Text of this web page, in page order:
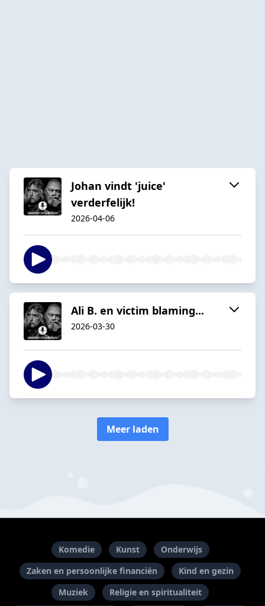
Johan vindt 'juice'
verderfelijk!
2026-04-06
Ali B. en victim blaming...
2026-03-30
Meer laden
Komedie Kunst
Onderwijs
Zaken en persoonlijke financiën
Kind en gezin
Muziek
Religie en spiritualiteit